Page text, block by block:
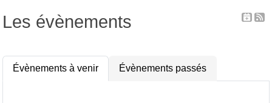
Les évènements
Évènements à venir Évènements passés